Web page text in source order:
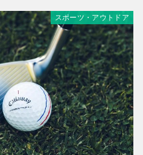
スポーツ・アウトドア